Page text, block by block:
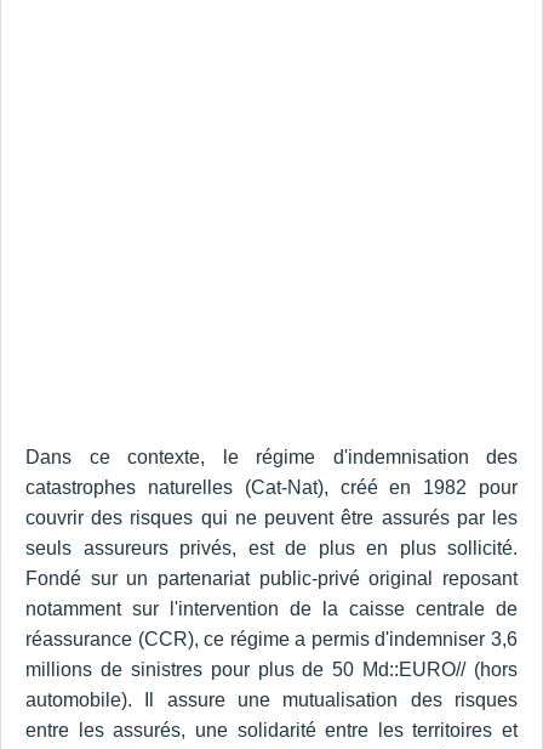
Dans ce contexte, le régime d'indemnisation des
catastrophes naturelles (Cat-Nat), créé en 1982 pour
couvrir des risques qui ne peuvent être assurés par les
seuls assureurs privés, est de plus en plus sollicité.
Fondé sur un partenariat public-privé original reposant
notamment sur l'intervention de la caisse centrale de
réassurance (CCR), ce régime a permis d'indemniser 3,6
millions de sinistres pour plus de 50 Md::EURO// (hors
automobile). Il assure une mutualisation des risques
entre les assurés, une solidarité entre les territoires et